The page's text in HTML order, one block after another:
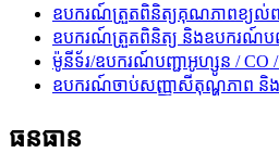
ឧបករណ៍ត្រួតពិនិត្យគុណភាពខ្យល់
ឧបករណ៍ត្រួតពិនិត្យ និងឧបករណ៍ប
ម៉ូនីទ័រ/ឧបករណ៍បញ្ជាអូហ្សូន / CO /
ឧបករណ៍ចាប់សញ្ញាសីតុណ្ហភាព
ធនធាន